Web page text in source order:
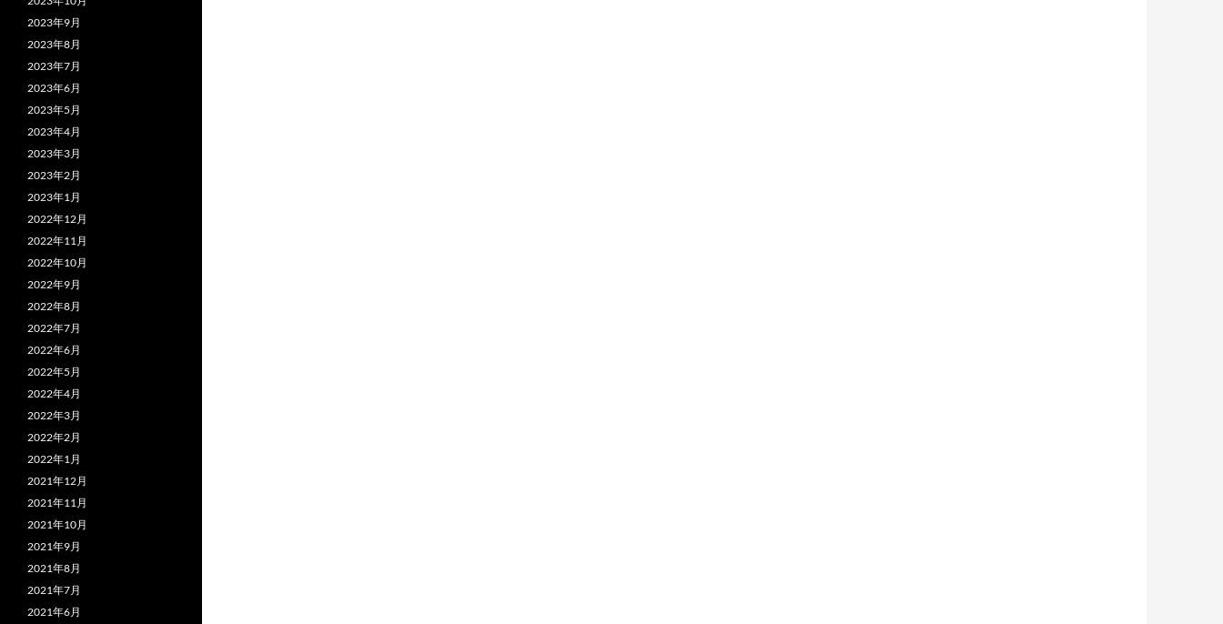
2023年9月
2023年8月
2023年7月
2023年6月
2023年5月
2023年4月
2023年3月
2023年2月
2023年1月
2022年12月
2022年11月
2022年10月
2022年9月
2022年8月
2022年7月
2022年6月
2022年5月
2022年4月
2022年3月
2022年2月
2022年1月
2021年12月
2021年11月
2021年10月
2021年9月
2021年8月
2021年7月
2021年6月